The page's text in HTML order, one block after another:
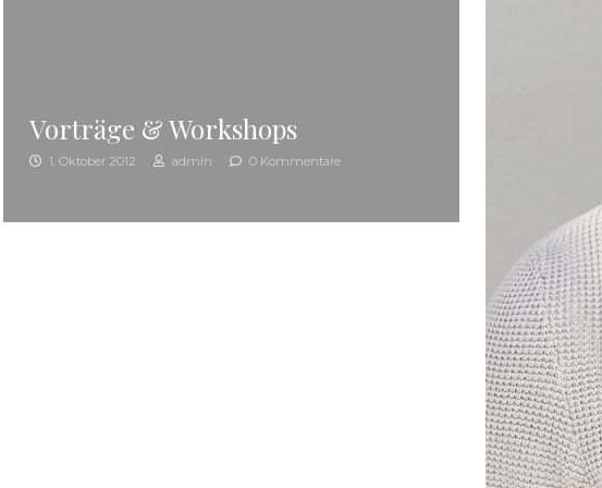
Vorträge & Workshops
1. Oktober 2012 admin 0 Kommentare